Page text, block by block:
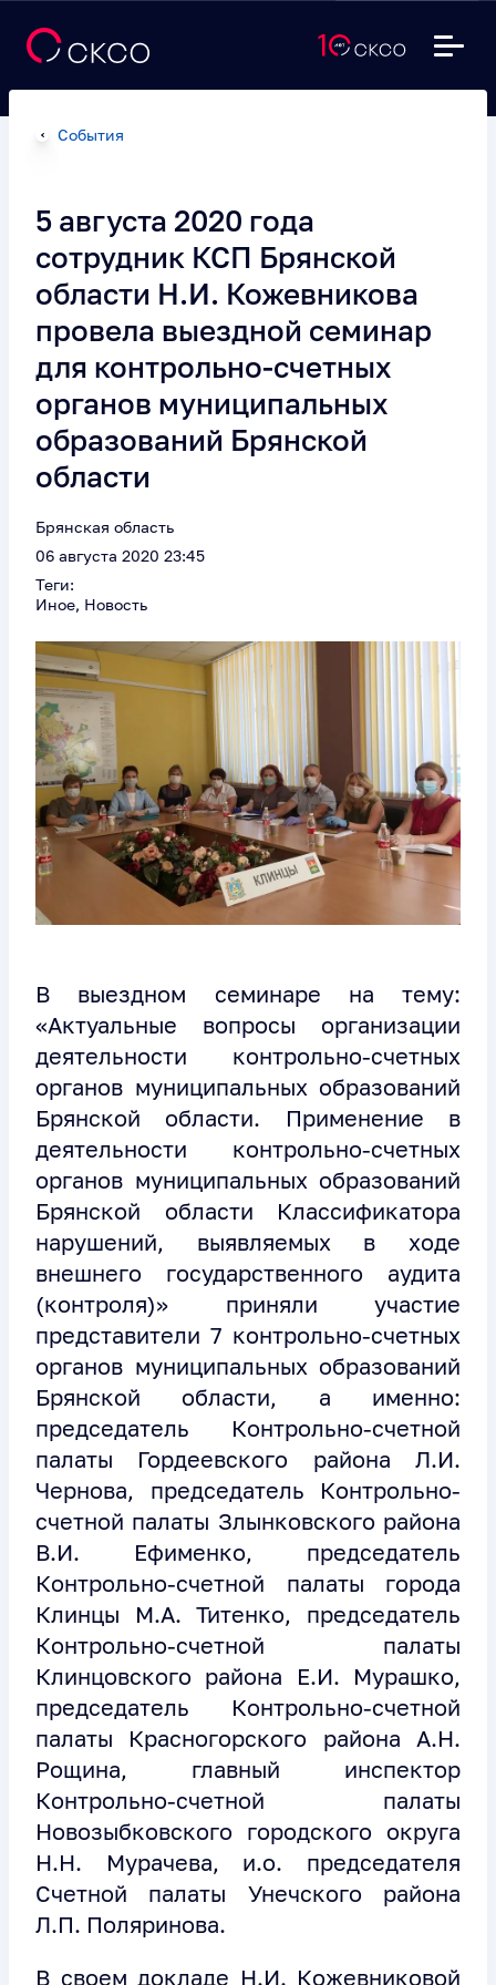
События
5 августа 2020 года
сотрудник КСП Брянской
области Н.И. Кожевникова
провела выездной семинар
для контрольно-счетных
органов муниципальных
образований Брянской
области
Брянская область
06 августа 2020 23:45
Теги:
Иное, Новость
В выездном семинаре на тему:
«Актуальные вопросы организации
деятельности контрольно-счетных
органов муниципальных образований
Брянской области. Применение в
деятельности контрольно-счетных
органов муниципальных образований
Брянской области Классификатора
нарушений, выявляемых в ходе
внешнего государственного аудита
(контроля)» приняли участие
представители 7 контрольно-счетных
органов муниципальных образований
Брянской области, а именно:
председатель Контрольно-счетной
палаты Гордеевского района Л.И.
Чернова, председатель Контрольно-
счетной палаты Злынковского района
В.И. Ефименко, председатель
Контрольно-счетной палаты города
Клинцы М.А. Титенко, председатель
Контрольно-счетной палаты
Клинцовского района Е.И. Мурашко,
председатель Контрольно-счетной
палаты Красногорского района А.Н.
Рощина, главный инспектор
Контрольно-счетной палаты
Новозыбковского городского округа
Н.Н. Мурачева, и.о. председателя
Счетной палаты Унечского района
Л.П. Поляринова.
В своем докладе Н.И. Кожевниковой